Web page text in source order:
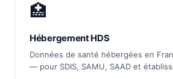
🏥
Hébergement HDS
Données de santé hébergées en
— pour SDIS, SAMU, SAAD et